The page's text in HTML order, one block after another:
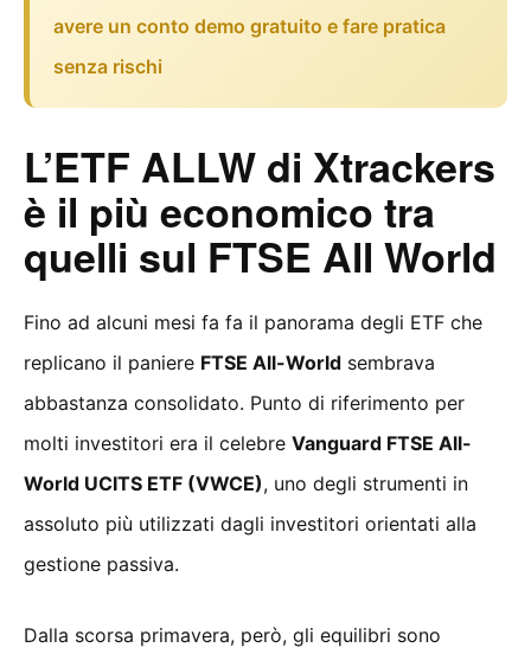
avere un conto demo gratuito e fare pratica
senza rischi
L’ETF ALLW di Xtrackers
è il più economico tra
quelli sul FTSE All World
Fino ad alcuni mesi fa fa il panorama degli ETF che
replicano il paniere FTSE All-World sembrava
abbastanza consolidato. Punto di riferimento per
molti investitori era il celebre Vanguard FTSE All-
World UCITS ETF (VWCE), uno degli strumenti in
assoluto più utilizzati dagli investitori orientati alla
gestione passiva.
Dalla scorsa primavera, però, gli equilibri sono